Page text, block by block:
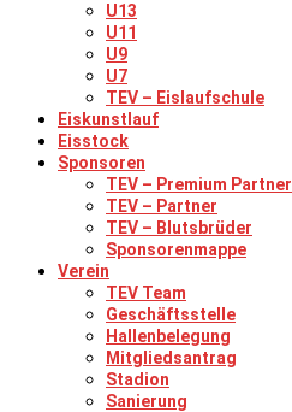
U13
U11
U9
U7
TEV – Eislaufschule
Eiskunstlauf
Eisstock
Sponsoren
TEV – Premium Partner
TEV – Partner
TEV – Blutsbrüder
Sponsorenmappe
Verein
TEV Team
Geschäftsstelle
Hallenbelegung
Mitgliedsantrag
Stadion
Sanierung